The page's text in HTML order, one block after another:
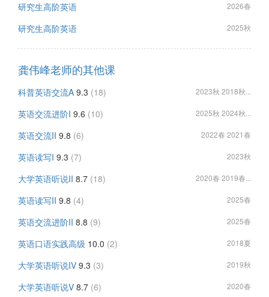
研究生高阶英语 2026春
研究生高阶英语 2025秋
龚伟峰老师的其他课
科普英语交流A 9.3 (18) 2023秋 2018秋...
英语交流进阶I 9.6 (10) 2025秋 2024秋...
英语交流II 9.8 (6) 2022春 2021春
英语读写I 9.3 (7) 2023秋
大学英语听说II 8.7 (18) 2020春 2019春...
英语读写II 9.8 (4) 2025春
英语交流进阶II 8.8 (9) 2025春
英语口语实践高级 10.0 (2) 2018夏
大学英语听说IV 9.3 (3) 2019秋
大学英语听说V 8.7 (6) 2020春